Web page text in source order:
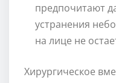
предпочитают
устранения
на лице не
Хирургическое